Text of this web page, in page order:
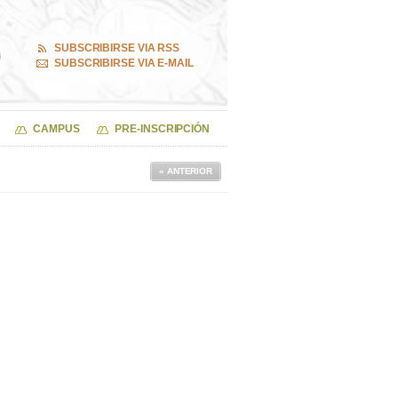
SUBSCRIBIRSE VIA RSS
SUBSCRIBIRSE VIA E-MAIL
CAMPUS PRE-INSCRIPCIÓN
« ANTERIOR